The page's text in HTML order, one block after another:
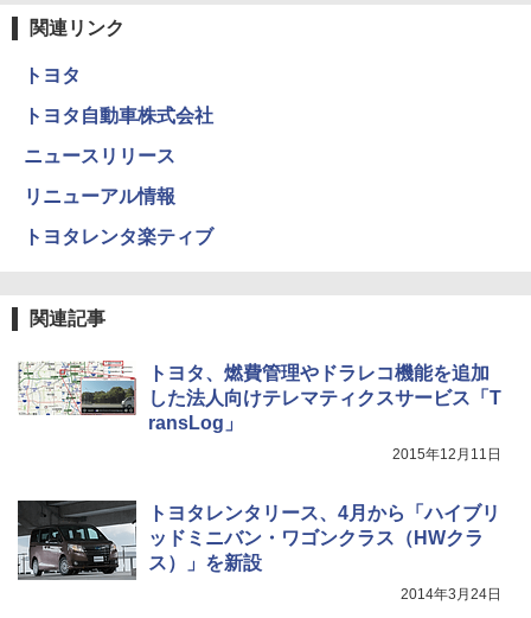
関連リンク
トヨタ
トヨタ自動車株式会社
ニュースリリース
リニューアル情報
トヨタレンタ楽ティブ
関連記事
トヨタ、燃費管理やドラレコ機能を追加
した法人向けテレマティクスサービス「T
ransLog」
2015年12月11日
トヨタレンタリース、4月から「ハイブリ
ッドミニバン・ワゴンクラス（HWクラ
ス）」を新設
2014年3月24日